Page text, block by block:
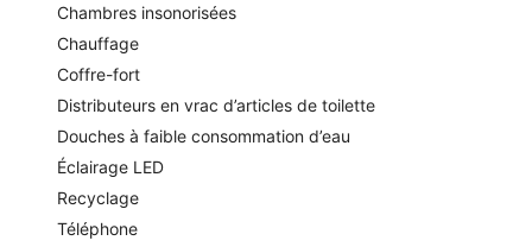
Chambres insonorisées
Chauffage
Coffre-fort
Distributeurs en vrac d’articles de toilette
Douches à faible consommation d’eau
Éclairage LED
Recyclage
Téléphone